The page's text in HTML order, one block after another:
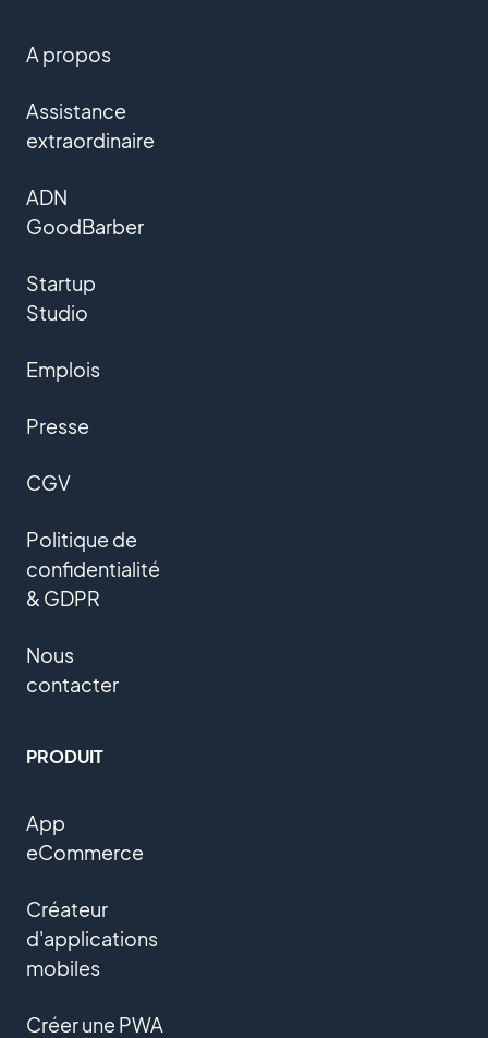
A propos
Assistance
extraordinaire
ADN
GoodBarber
Startup
Studio
Emplois
Presse
CGV
Politique de
confidentialité
& GDPR
Nous
contacter
PRODUIT
App
eCommerce
Créateur
d'applications
mobiles
Créer une PWA